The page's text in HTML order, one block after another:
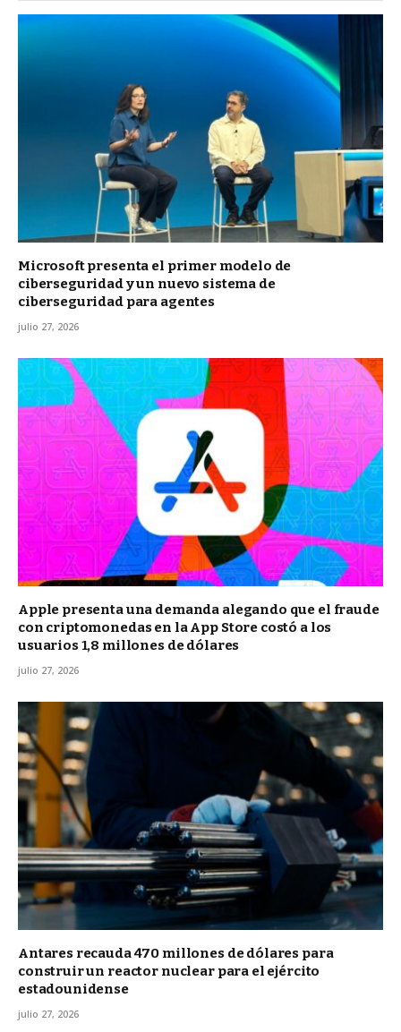
Microsoft presenta el primer modelo de
ciberseguridad y un nuevo sistema de
ciberseguridad para agentes
julio 27, 2026
Apple presenta una demanda alegando que el fraude
con criptomonedas en la App Store costó a los
usuarios 1,8 millones de dólares
julio 27, 2026
Antares recauda 470 millones de dólares para
construir un reactor nuclear para el ejército
estadounidense
julio 27, 2026